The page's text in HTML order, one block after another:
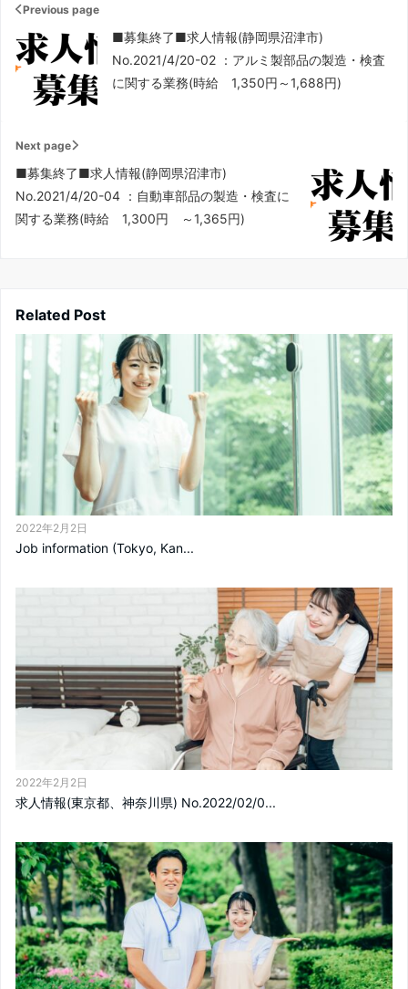
Previous page
■募集終了■求人情報(静岡県沼津市)
No.2021/4/20-02 ：アルミ製部品の製造・検査
に関する業務(時給 1,350円～1,688円)
Next page
■募集終了■求人情報(静岡県沼津市)
No.2021/4/20-04 ：自動車部品の製造・検査に
関する業務(時給 1,300円 ～1,365円)
Related Post
2022年2月2日
Job information (Tokyo, Kan...
2022年2月2日
求人情報(東京都、神奈川県) No.2022/02/0...